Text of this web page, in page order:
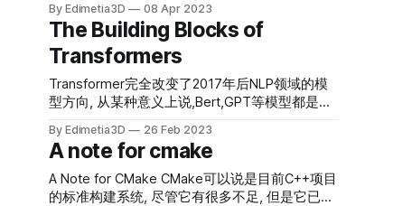
语法描述,就是在Game中可以直接使用
@ProjectOS//path/to/package:AdvancedStruct.
当然,你仍然可以选择重构一
name="/dev/sda1"可以用于查询/dev下某个设
备对应的sysfs路径 权限系统 * 权限系统由两部
分组成 * 文件属性:用于标注文件owner,所属组,
以及权限的设定(默认只有owner和root可以修改
权限设置) *
确而高效的使用动态库是一个很复杂的话题,这需
要开发者编译和链接有相当深入的理解. 本文主
要关注"正确使用",这已经足够复杂. 这里主要是
不适合其他系统,甚至不适合老版本的linux工具
链), 这些行为的设计一般都有历史因素及兼容性
的考量,所以某些部分可能看起来不够优美. 编译,
链接,静态库与动态库 预备知识 编译: * 将单个编
译
By Edimetia3D 08 Apr 2023
The Building Blocks of
Transformers
Transformer完全改变了2017年后NLP领域的模
型方向, 从某种意义上说,Bert,GPT等模型都是
变, 但是其中的一些基本计算单元则变化较小.
Transformer几乎就是为了改善计算性能而专门
设计的模型. 1. 完全没有RNN之类的循环计算需
求, 这就极大降低了计算过程中的顺序依赖, 可以
By Edimetia3D 26 Feb 2023
A note for cmake
A Note for CMake CMake可以说是目前C++项目
的标准构建系统, 尽管它有很多不足, 但是它已经